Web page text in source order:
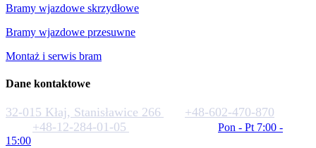
Bramy wjazdowe skrzydłowe
Bramy wjazdowe przesuwne
Montaż i serwis bram
Dane kontaktowe
32-015 Kłaj, Stanisławice 266
+48-602-470-870
+48-12-284-01-05
Pon - Pt 7:00 -
15:00